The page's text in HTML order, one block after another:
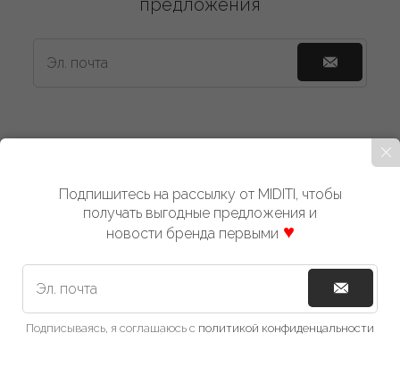
Подпишитесь на рассылку от MIDITI, чтобы
получать выгодные предложения и
новости бренда первыми
Подписываясь, я соглашаюсь с политикой конфиденцальности
предложения
Политика
2025 © Miditi
8 (800) 600-91-88
Мы используем файлы Cookies, чтобы сделать наш сайт